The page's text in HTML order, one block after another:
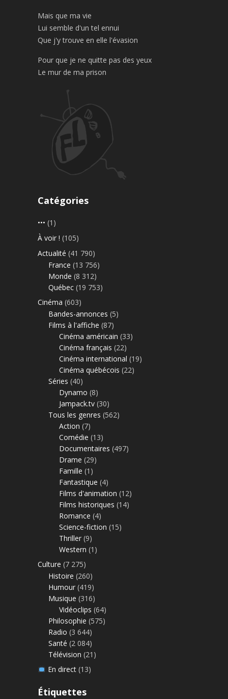
Mais que ma vie
Lui semble d'un tel ennui
Que j'y trouve en elle l'évasion
Pour que je ne quitte pas des yeux
Le mur de ma prison
Catégories
••• (1)
À voir ! (105)
Actualité (41 790)
France (13 756)
Monde (8 312)
Québec (19 753)
Cinéma (603)
Bandes-annonces (5)
Films à l'affiche (87)
Cinéma américain (33)
Cinéma français (22)
Cinéma international (19)
Cinéma québécois (22)
Séries (40)
Dynamo (8)
Jampack.tv (30)
Tous les genres (562)
Action (7)
Comédie (13)
Documentaires (497)
Drame (29)
Famille (1)
Fantastique (4)
Films d'animation (12)
Films historiques (14)
Romance (4)
Science-fiction (15)
Thriller (9)
Western (1)
Culture (7 275)
Histoire (260)
Humour (419)
Musique (316)
Vidéoclips (64)
Philosophie (575)
Radio (3 644)
Santé (2 084)
Télévision (21)
En direct(13)
Étiquettes